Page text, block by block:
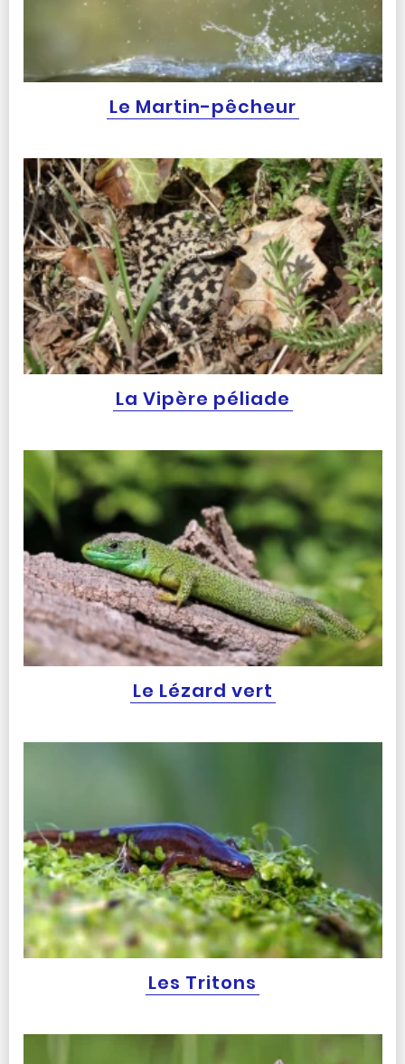
Le Martin-pêcheur
La Vipère péliade
Le Lézard vert
Les Tritons